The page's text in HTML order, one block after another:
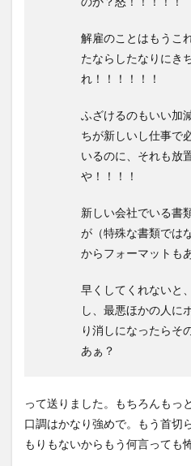
解雇のことはもうこ
たならしたなりにき
れ！！！！！！
ふざけるのもいい加
ちが新しいし仕事で
いるのに、それも放
や！！！！
新しい会社でいる書
が（特殊な書類では
からフォーマットも
早くしてくれないと
し、最悪ほかの人に
り消しになったらそ
あぁ？
って送りました。もちろんもっ
口調はかなり強めで。もう首切
もりもないからもう何言っても